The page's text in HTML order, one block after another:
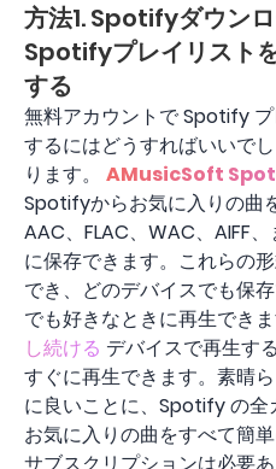
方法1. Spotifyダウン
Spotifyプレイリスト
する
無料アカウントで Spotify
するにはどうすればいいで
ります。 AMusicSoft
Spotifyからお気に入りの曲
AAC、FLAC、WAC、AIFF
に保存できます。これらの
でき、どのデバイスでも保
でも好きなときに再生できま
し続ける デバイスで再生す
すぐに再生できます。素晴
に良いことに、Spotify の全
お気に入りの曲をすべて簡